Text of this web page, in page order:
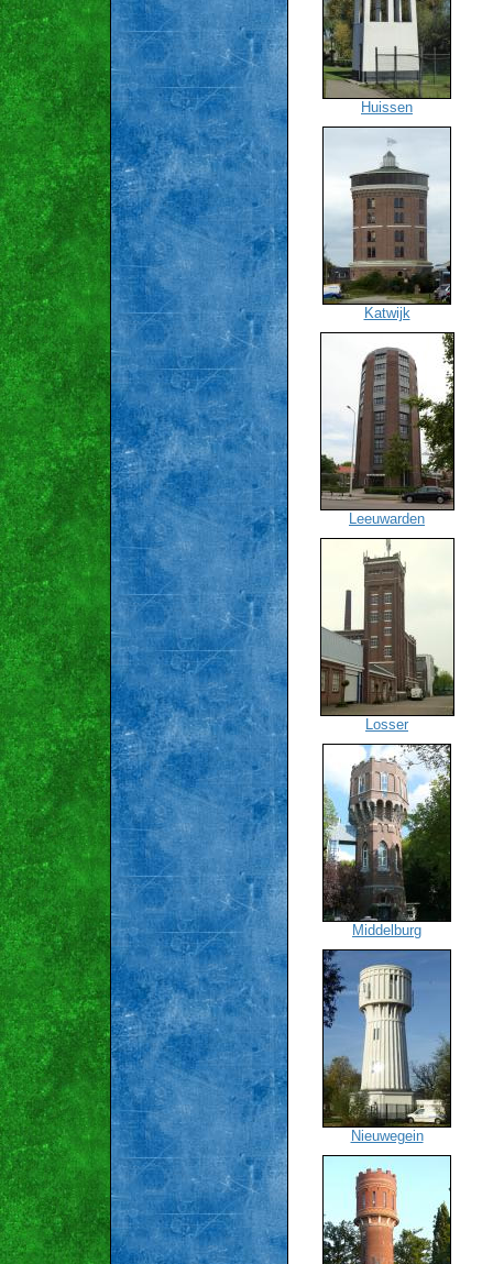
Huissen
Katwijk
Leeuwarden
Losser
Middelburg
Nieuwegein